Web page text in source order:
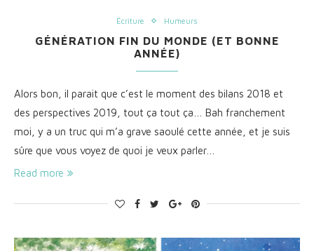
Écriture Humeurs
GÉNÉRATION FIN DU MONDE (ET BONNE
ANNÉE)
Alors bon, il parait que c’est le moment des bilans 2018 et
des perspectives 2019, tout ça tout ça… Bah franchement
moi, y a un truc qui m’a grave saoulé cette année, et je suis
sûre que vous voyez de quoi je veux parler…
Read more